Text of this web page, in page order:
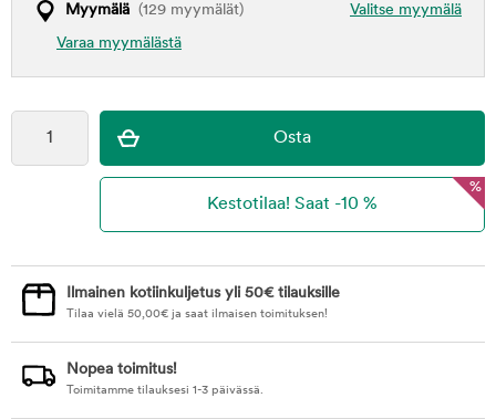
Valitse myymälä
Myymälä (129 myymälät)
Varaa myymälästä
%
Ilmainen kotiinkuljetus yli 50€ tilauksille
Tilaa vielä 50,00€ ja saat ilmaisen toimituksen!
Nopea toimitus!
Toimitamme tilauksesi 1-3 päivässä.